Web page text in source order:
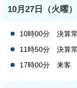
10月27日（火曜）
10時00分 決算
11時50分 決算
17時00分 来客